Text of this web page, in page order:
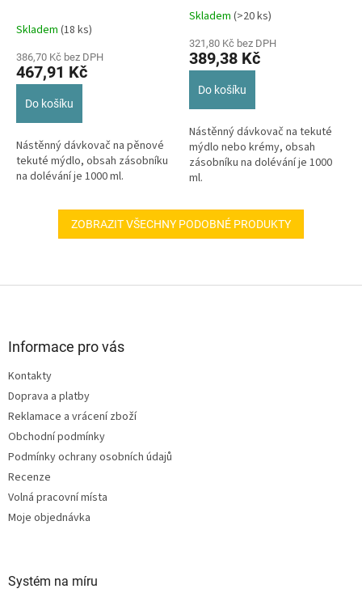
Skladem (18 ks)
386,70 Kč bez DPH
467,91 Kč
Do košíku
Nástěnný dávkovač na pěnové
tekuté mýdlo, obsah zásobníku
na dolévání je 1000 ml.
bílý
Průměrné
produktu
je
5
hvězdiček.
Skladem (>20 ks)
321,80 Kč bez DPH
389,38 Kč
Do košíku
​Nástěnný dávkovač na tekuté
mýdlo nebo krémy, obsah
zásobníku na dolévání je 1000
ml.
ZOBRAZIT VŠECHNY PODOBNÉ PRODUKTY
Informace pro vás
Kontakty
Doprava a platby
Reklamace a vrácení zboží
Obchodní podmínky
Podmínky ochrany osobních údajů
Recenze
Volná pracovní místa
Moje objednávka
Systém na míru